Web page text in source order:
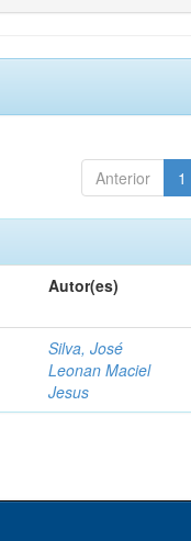
Anterior 1
Autor(es)
Silva, José
Leonan Maciel
Jesus